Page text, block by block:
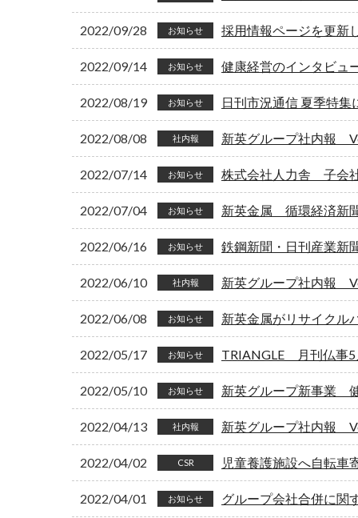
2022/09/28 お知らせ 採用情報ページを更新
2022/09/14 お知らせ 健康経営のインタビュ
2022/08/19 お知らせ 日刊市況通信 夏季特
2022/08/08 社内報 新英グループ社内報
2022/07/14 お知らせ 株式会社人力舎 子会
2022/07/04 お知らせ 新英金属 循環経済新
2022/06/16 お知らせ 鉄鋼新聞・日刊産業新
2022/06/10 社内報 新英グループ社内報
2022/06/08 お知らせ 新英金属がリサイクル
2022/05/17 お知らせ TRIANGLE 月刊仏事5
2022/05/10 お知らせ 新英グループ新事業
2022/04/13 社内報 新英グループ社内報
2022/04/02 CSR 児童養護施設へ自転車
2022/04/01 お知らせ グループ会社合併に関